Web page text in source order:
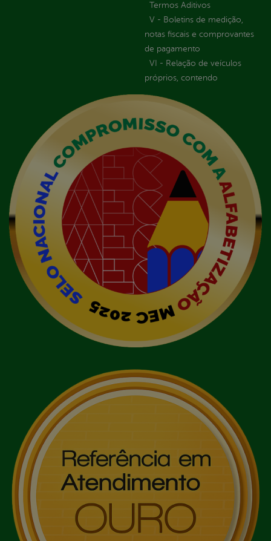
Termos Aditivos
V - Boletins de medição,
notas fiscais e comprovantes
de pagamento
VI - Relação de veículos
próprios, contendo